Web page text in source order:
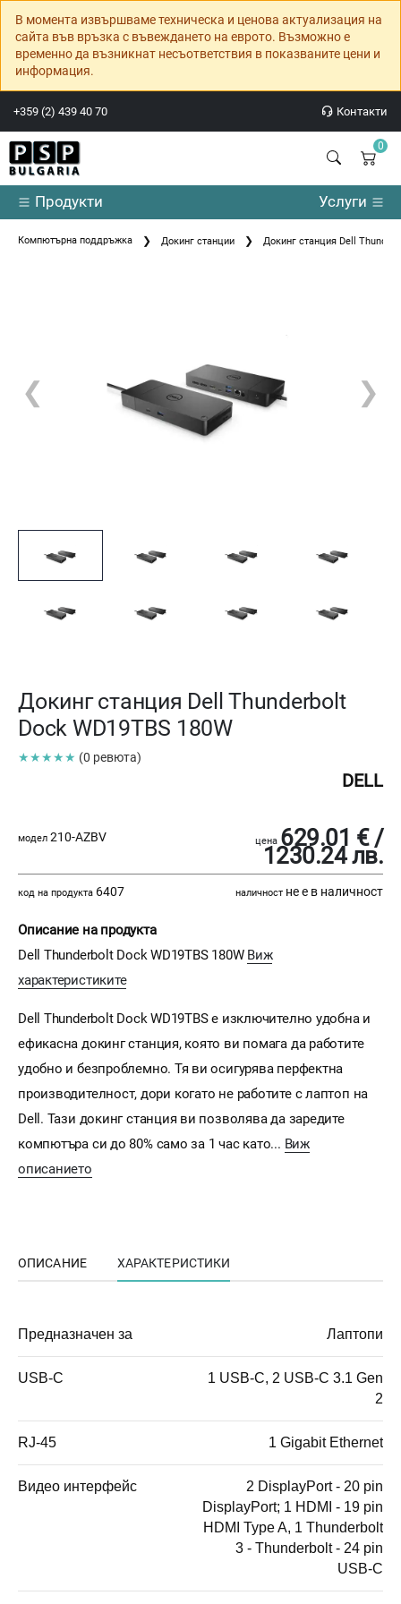
В момента извършваме техническа и ценова актуализация на
сайта във връзка с въвеждането на еврото. Възможно е
временно да възникнат несъответствия в показваните цени и
информация.
+359 (2) 439 40 70 Контакти
0
Продукти Услуги
Компютърна поддръжка Докинг станции Докинг станция Dell
❮ ❯
Докинг станция Dell Thunderbolt
Dock WD19TBS 180W
★★★★★ (0 ревюта)
DELL
модел 210-AZBV цена 629.01 € /
1230.24 лв.
код на продукта 6407 наличност не е в наличност
Описание на продукта
Dell Thunderbolt Dock WD19TBS 180W Виж
характеристиките
Dell Thunderbolt Dock WD19TBS е изключително удобна и
ефикасна докинг станция, която ви помага да работите
удобно и безпроблемно. Тя ви осигурява перфектна
производителност, дори когато не работите с лаптоп на
Dell. Тази докинг станция ви позволява да заредите
компютъра си до 80% само за 1 час като... Виж
описанието
ОПИСАНИЕ ХАРАКТЕРИСТИКИ
Предназначен за Лаптопи
USB-C
1 USB-C, 2 USB-C 3.1 Gen
2
RJ-45 1 Gigabit Ethernet
Видео интерфейс
2 DisplayPort - 20 pin
DisplayPort; 1 HDMI - 19 pin
HDMI Type A, 1 Thunderbolt
3 - Thunderbolt - 24 pin
USB-C